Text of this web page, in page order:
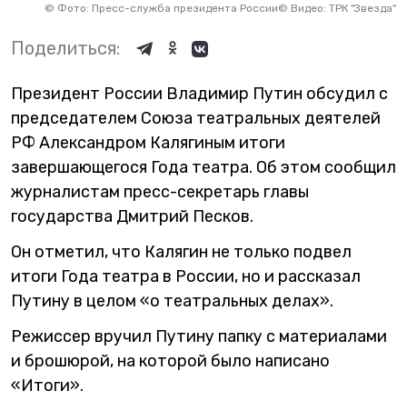
© Фото: Пресс-служба президента России© Видео: ТРК "Звезда"
Поделиться:
Президент России Владимир Путин обсудил с
председателем Союза театральных деятелей
РФ Александром Калягиным итоги
завершающегося Года театра. Об этом сообщил
журналистам пресс-секретарь главы
государства Дмитрий Песков.
Он отметил, что Калягин не только подвел
итоги Года театра в России, но и рассказал
Путину в целом «о театральных делах».
Режиссер вручил Путину папку с материалами
и брошюрой, на которой было написано
«Итоги».